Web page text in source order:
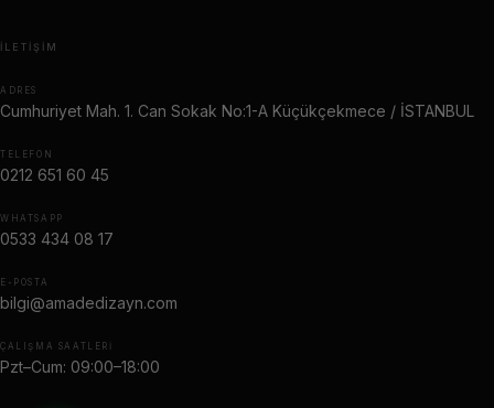
İLETIŞIM
ADRES
Cumhuriyet Mah. 1. Can Sokak No:1-A Küçükçekmece / İSTANBUL
TELEFON
0212 651 60 45
WHATSAPP
0533 434 08 17
E-POSTA
bilgi@amadedizayn.com
ÇALIŞMA SAATLERI
Pzt–Cum: 09:00–18:00